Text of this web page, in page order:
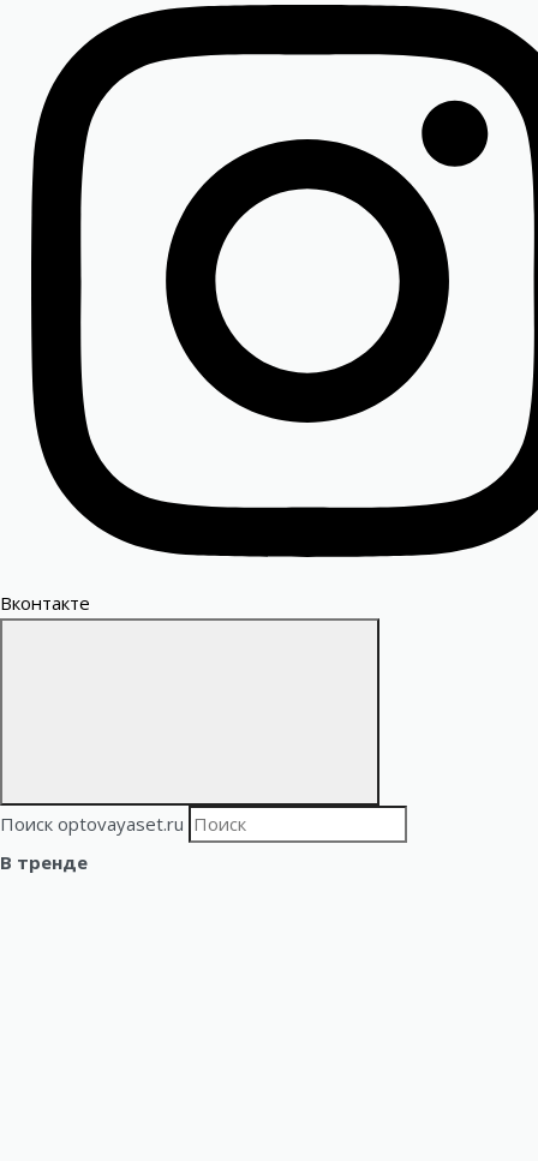
Вконтакте
Поиск optovayaset.ru
В тренде